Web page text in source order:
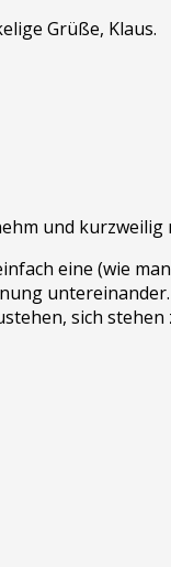
Grüße, Klaus.
und
eine (wie
sich